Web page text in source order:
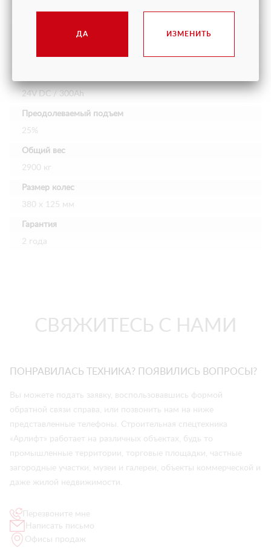
Электрический
Грузоподъемность на дополнительном выдвижении
120 кг
24V DC / 300Ah
Преодолеваемый подъем
25%
Общий вес
2900 кг
Размер колес
380 х 125 мм
Гарантия
2 года
СВЯЖИТЕСЬ С НАМИ
ПОНРАВИЛАСЬ ТЕХНИКА? ПОЯВИЛИСЬ ВОПРОСЫ?
Вы можете подать заявку, воспользовавшись формой
обратной связи справа, или позвонить нам на ниже
представленные телефоны. Строительная спецтехника
«Арлифт» работает на различных объектах, будь то
промышленные территории, торговые площадки, частные
загородные участки, музеи и галереи, объекты коммерческой и
даже жилой недвижимости.
Перезвоните мне
Написать письмо
Офисы продаж
ДА ИЗМЕНИТЬ